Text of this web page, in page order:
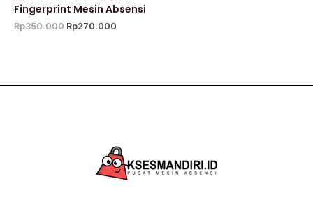
Fingerprint Mesin Absensi
Rp350.000 Rp270.000